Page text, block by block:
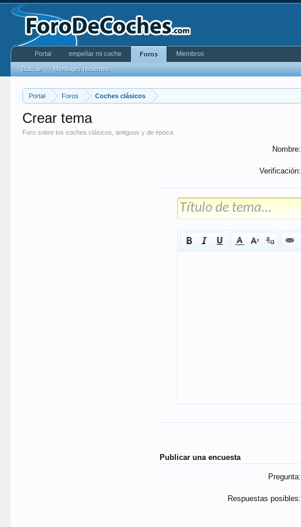
Portal Foros Coches clásicos
Crear tema
Foro sobre los coches clásicos, antiguos y de época
Nombre:
Verificación:
Publicar una encuesta
Pregunta:
Respuestas posibles:
Portal empeñar mi coche Foros
Buscar Mensajes recientes
Miembros